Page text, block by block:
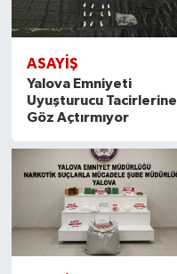
ASAYİŞ
Yalova Emniyeti
Uyuşturucu Tacirlerine
Göz Açtırmıyor
RESMİ İLAN